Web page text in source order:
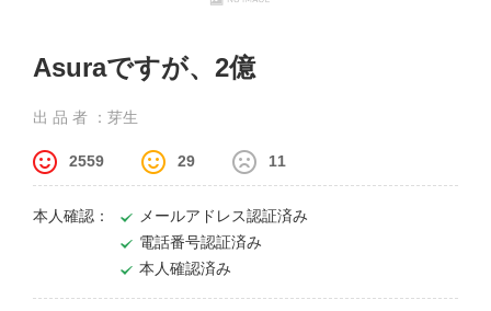
Asuraですが、2億
出 品 者 ：芽生
2559 29 11
本人確認：
メールアドレス認証済み
電話番号認証済み
本人確認済み